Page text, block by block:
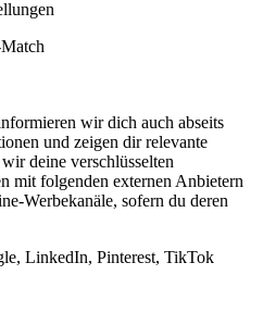
wir dich auch abseits
und zeigen dir relevante
deine verschlüsselten
mit folgenden externen Anbietern
Werbekanäle, sofern du deren
LinkedIn, Pinterest, TikTok